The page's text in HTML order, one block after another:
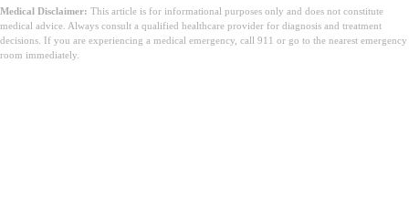
Medical Disclaimer: This article is for informational purposes only and does not constitute
medical advice. Always consult a qualified healthcare provider for diagnosis and treatment
decisions. If you are experiencing a medical emergency, call 911 or go to the nearest emergency
room immediately.